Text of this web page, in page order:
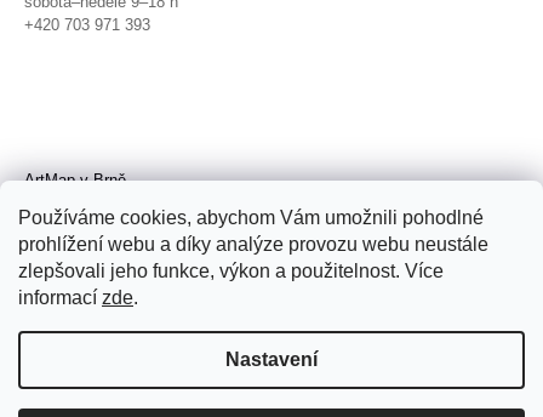
Používáme cookies, abychom Vám umožnili pohodlné
prohlížení webu a díky analýze provozu webu neustále
zlepšovali jeho funkce, výkon a použitelnost. Více
informací zde.
Nastavení
+420 703 971 393
ArtMap v Brně
Radnická 4, Brno
úterý–pátek 11–19 h
sobota 14–19 h
+420 702 152 298